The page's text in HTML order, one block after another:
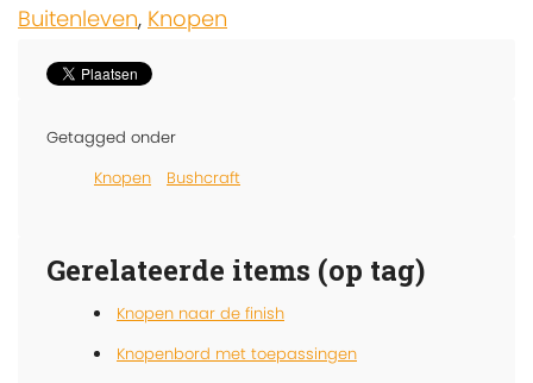
Buitenleven, Knopen
Getagged onder
Knopen
Bushcraft
Gerelateerde items (op tag)
Knopen naar de finish
Knopenbord met toepassingen